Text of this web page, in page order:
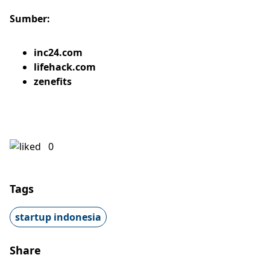
Sumber:
inc24.com
lifehack.com
zenefits
0
Tags
startup indonesia
Share